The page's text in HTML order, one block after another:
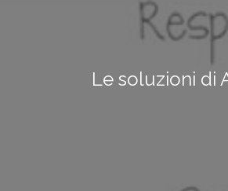
Le soluzioni di